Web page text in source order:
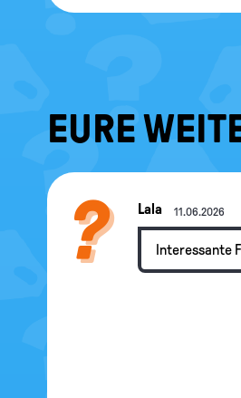
EURE
Lala 11.06.2026
Interessante